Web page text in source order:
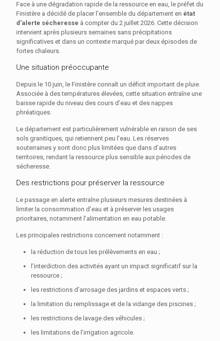
Face à une dégradation rapide de la ressource en eau, le préfet du
Finistère a décidé de placer l’ensemble du département en état
d’alerte sécheresse à compter du 2 juillet 2026. Cette décision
intervient après plusieurs semaines sans précipitations
significatives et dans un contexte marqué par deux épisodes de
fortes chaleurs.
Une situation préoccupante
Depuis le 10 juin, le Finistère connaît un déficit important de pluie.
Associée à des températures élevées, cette situation entraîne une
baisse rapide du niveau des cours d’eau et des nappes
phréatiques.
Le département est particulièrement vulnérable en raison de ses
sols granitiques, qui retiennent peu l’eau. Les réserves
souterraines y sont donc plus limitées que dans d’autres
territoires, rendant la ressource plus sensible aux périodes de
sécheresse.
Des restrictions pour préserver la ressource
Le passage en alerte entraîne plusieurs mesures destinées à
limiter la consommation d’eau et à préserver les usages
prioritaires, notamment l’alimentation en eau potable.
Les principales restrictions concernent notamment :
la réduction de tous les prélèvements en eau ;
l’interdiction des activités ayant un impact significatif sur la
ressource ;
les restrictions d’arrosage des jardins et espaces verts ;
la limitation du remplissage et de la vidange des piscines ;
les restrictions de lavage des véhicules ;
les limitations de l’irrigation agricole.